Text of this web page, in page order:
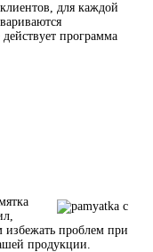
для каждой
программа
избежать проблем при
продукции.